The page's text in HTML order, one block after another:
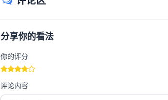
分享你的看法
你的评分
评论内容